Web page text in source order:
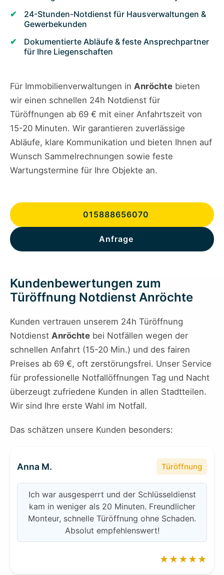
24-Stunden-Notdienst für Hausverwaltungen &
Gewerbekunden
Dokumentierte Abläufe & feste Ansprechpartner
für Ihre Liegenschaften
Für Immobilienverwaltungen in Anröchte bieten
wir einen schnellen 24h Notdienst für
Türöffnungen ab 69 € mit einer Anfahrtszeit von
15-20 Minuten. Wir garantieren zuverlässige
Abläufe, klare Kommunikation und bieten Ihnen auf
Wunsch Sammelrechnungen sowie feste
Wartungstermine für Ihre Objekte an.
015888656070
Anfrage
Kundenbewertungen zum
Türöffnung Notdienst Anröchte
Kunden vertrauen unserem 24h Türöffnung
Notdienst Anröchte bei Notfällen wegen der
schnellen Anfahrt (15-20 Min.) und des fairen
Preises ab 69 €, oft zerstörungsfrei. Unser Service
für professionelle Notfallöffnungen Tag und Nacht
überzeugt zufriedene Kunden in allen Stadtteilen.
Wir sind Ihre erste Wahl im Notfall.
Das schätzen unsere Kunden besonders:
Anna M. Türöffnung
Ich war ausgesperrt und der Schlüsseldienst
kam in weniger als 20 Minuten. Freundlicher
Monteur, schnelle Türöffnung ohne Schaden.
Absolut empfehlenswert!
★★★★★